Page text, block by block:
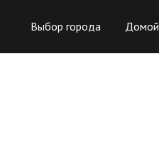
Выбор города Домой